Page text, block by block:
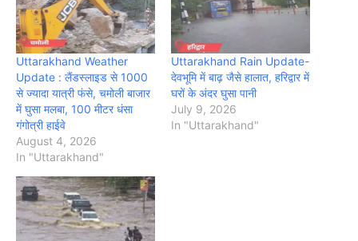
Uttarakhand Weather
Update : लैंडस्लाइड से 1000
से ज्यादा यात्री फंसे, चमोली बाजार
में घुसा मलबा, 100 मीटर धंसा
गंगोत्री हाईवे
August 4, 2026
In "Uttarakhand"
Uttarakhand Rain Update-
देवभूमि में बाढ़ जैसे हालात, हरिद्वार में
घरों के अंदर घुसा पानी
July 9, 2026
In "Uttarakhand"